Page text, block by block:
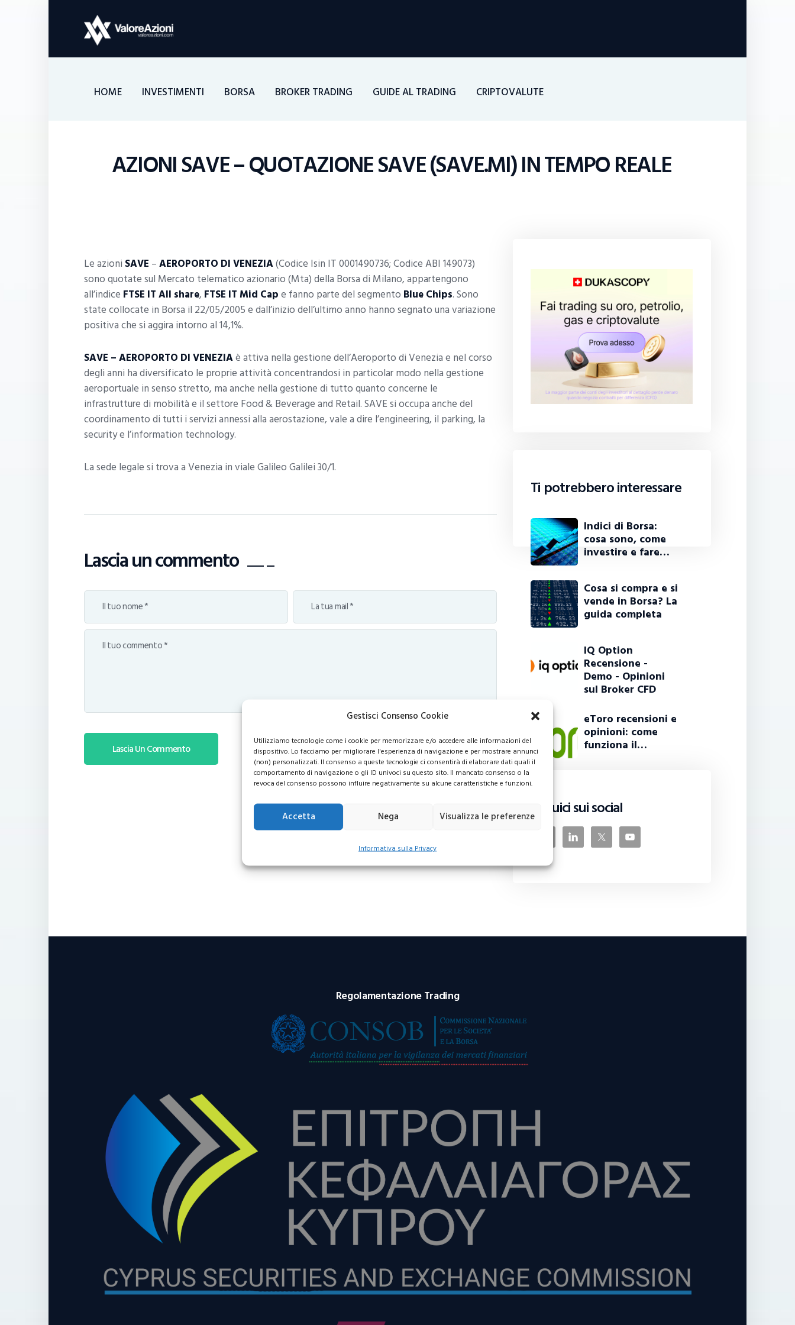
Gestisci Consenso Cookie
Utilizziamo tecnologie come i cookie per memorizzare e/o accedere alle informazioni del
dispositivo. Lo facciamo per migliorare l'esperienza di navigazione e per mostrare annunci
(non) personalizzati. Il consenso a queste tecnologie ci consentirà di elaborare dati quali il
comportamento di navigazione o gli ID univoci su questo sito. Il mancato consenso o la
revoca del consenso possono influire negativamente su alcune caratteristiche e funzioni.
Accetta Nega Visualizza le preferenze
Informativa sulla Privacy
HOME INVESTIMENTI BORSA BROKER TRADING GUIDE AL TRADING CRIPTOVALUTE
AZIONI SAVE – QUOTAZIONE SAVE (SAVE.MI) IN TEMPO REALE
Investimenti
Borsa
Guide Al Trading
Le azioni SAVE –AEROPORTO DI VENEZIA(Codice Isin IT 0001490736; Codice ABI 149073)
sono quotate sul Mercato telematico azionario (Mta) della Borsa di Milano, appartengono
all’indice FTSE IT All share, FTSE IT Mid Cape fanno parte del segmento Blue Chips. Sono
state collocate in Borsa il 22/05/2005 e dall’inizio dell’ultimo anno hanno segnato una variazione
positiva che si aggira intorno al 14,1%.
SAVE – AEROPORTO DI VENEZIAè attiva nella gestione dell’Aeroporto di Venezia e nel corso
degli anni ha diversificato le proprie attività concentrandosi in particolar modo nella gestione
aeroportuale in senso stretto, ma anche nella gestione di tutto quanto concerne le
infrastrutture di mobilità e il settore Food & Beverage and Retail. SAVE si occupa anche del
coordinamento di tutti i servizi annessi alla aerostazione, vale a dire l’engineering, il parking, la
security e l’information technology.
La sede legale si trova a Venezia in viale Galileo Galilei 30/1.
Lascia un commento
Ti potrebbero interessare
Indici di Borsa:
cosa sono, come
investire e fare…
Cosa si compra e si
vende in Borsa? La
guida completa
IQ Option
Recensione -
Demo - Opinioni
sul Broker CFD
eToro recensioni e
opinioni: come
funziona il…
Seguici sui social
Regolamentazione Trading